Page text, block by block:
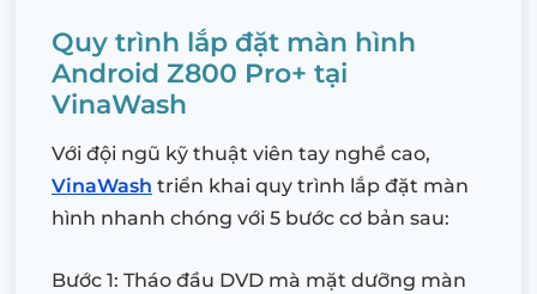
Quy trình lắp đặt màn hình
Android Z800 Pro+ tại
VinaWash
Với đội ngũ kỹ thuật viên tay nghề cao,
VinaWash triển khai quy trình lắp đặt màn
hình nhanh chóng với 5 bước cơ bản sau:
Bước 1: Tháo đầu DVD mà mặt dưỡng màn